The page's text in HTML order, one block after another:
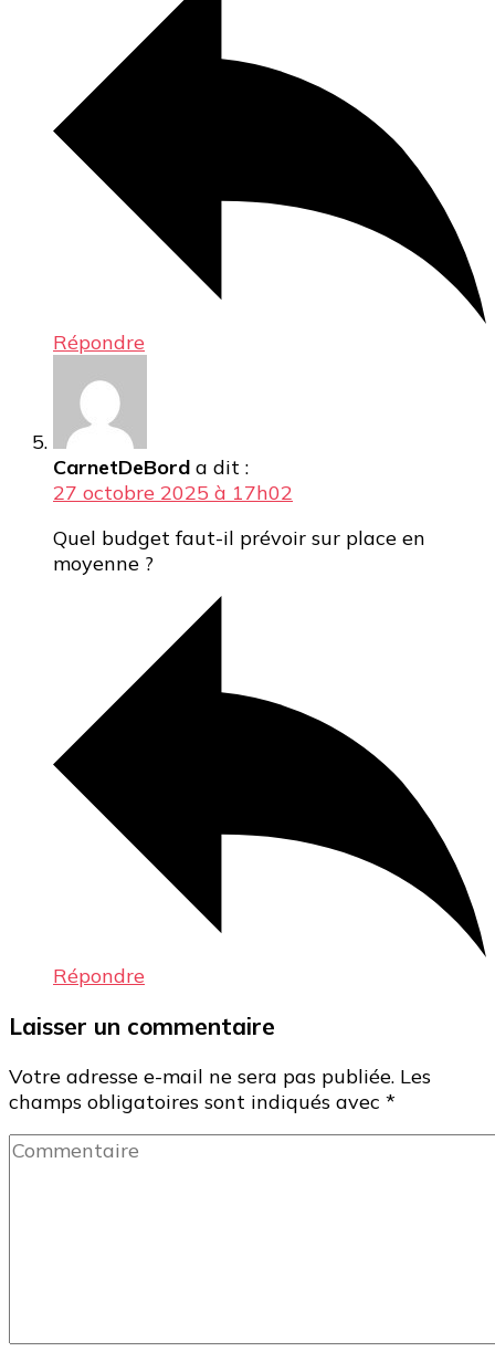
Répondre
CarnetDeBord a dit :
27 octobre 2025 à 17h02
Quel budget faut-il prévoir sur place en
moyenne ?
Répondre
Laisser un commentaire
Votre adresse e-mail ne sera pas publiée. Les
champs obligatoires sont indiqués avec *
Commentaire